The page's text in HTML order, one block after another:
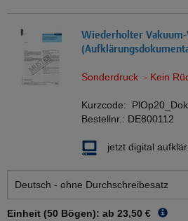
Wiederholter Vakuum-
Sonderdruck - Kein
Kurzcode: PlOp20_Dok
Bestellnr.: DE800112
jetzt digital
Einheit (50 Bögen): ab 23,50 €